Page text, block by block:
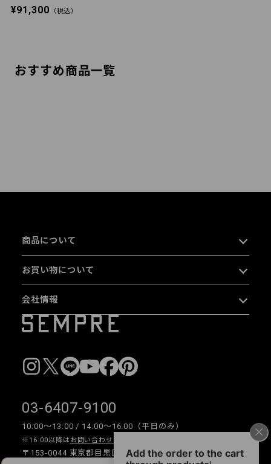
¥91,300 （税込）
おすすめ商品一覧
商品について
お買い物について
会社情報
03-6407-9100
10:00〜13:00 / 14:00〜16:00（平日のみ）
※16:00以降は お問い合わせフォーム
〒153-0044 東京都目黒区大橋 2-16-26 1F・2F